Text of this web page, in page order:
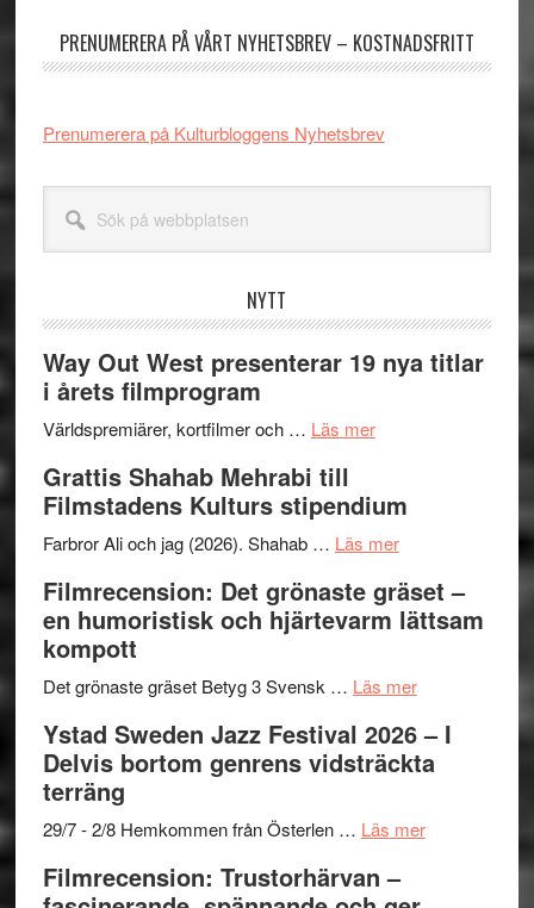
PRENUMERERA PÅ VÅRT NYHETSBREV – KOSTNADSFRITT
Prenumerera på Kulturbloggens Nyhetsbrev
webbplatsen
NYTT
Way Out West presenterar 19 nya titlar
i årets filmprogram
Världspremiärer, kortfilmer och … Läs merom
West
presenterar
nya
titlar
årets
Grattis Shahab Mehrabi till
Filmstadens Kulturs stipendium
Farbror Ali och jag (2026). Shahab … Läs merom
Shahab
Mehrabi
Filmstadens
stipendium
Filmrecension: Det grönaste gräset –
en humoristisk och hjärtevarm lättsam
kompott
Det grönaste gräset Betyg 3 Svensk … Läs merom
Det
grönaste
–
Ystad Sweden Jazz Festival 2026 – I
Delvis bortom genrens vidsträckta
terräng
29/7 - 2/8 Hemkommen från Österlen … Läs merom
Filmrecension: Trustorhärvan –